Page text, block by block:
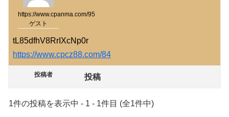
https://www.cpanma.com/95
ゲスト
tL85dfhV8RrIXcNp0r
https://www.cpcz88.com/84
投稿者 投稿
1件の投稿を表示中 - 1 - 1件目 (全1件中)